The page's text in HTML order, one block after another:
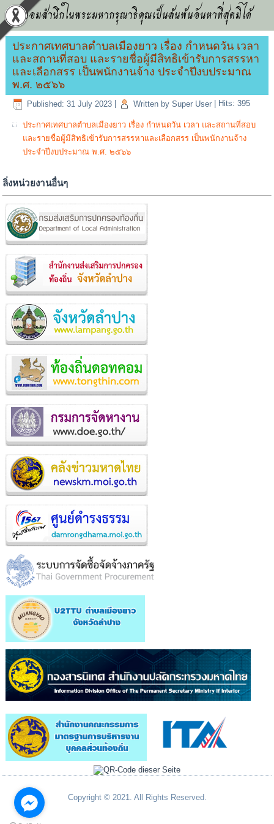
น้อมสำนึกในพระมหากรุณาธิคุณเป็นล้นพ้นอันหาที่สุดมิได้
ประกาศเทศบาลตำบลเมืองยาว เรื่อง กำหนดวัน เวลา
และสถานที่สอบ และรายชื่อผู้มีสิทธิเข้ารับการสรรหา
และเลือกสรร เป็นพนักงานจ้าง ประจำปีงบประมาณ
พ.ศ. ๒๕๖๖
Published: 31 July 2023 Written by Super User Hits: 395
ประกาศเทศบาลตำบลเมืองยาว เรื่อง กำหนดวัน เวลา และสถานที่สอบ
และรายชื่อผู้มีสิทธิเข้ารับการสรรหาและเลือกสรร เป็นพนักงานจ้าง
ประจำปีงบประมาณ พ.ศ. ๒๕๖๖
ลิ่งหน่วยงานอื่นๆ
Copyright © 2021. All Rights Reserved.